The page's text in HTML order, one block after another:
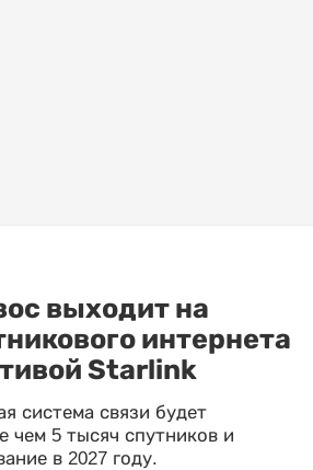
выходит на
интернета
Starlink
система связи будет
чем 5 тысяч спутников и
в 2027 году.